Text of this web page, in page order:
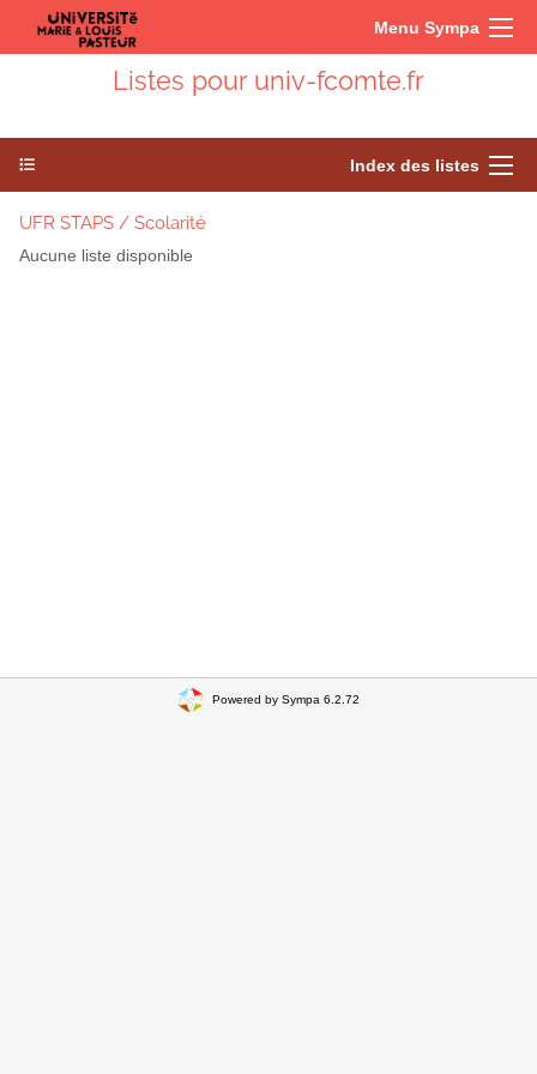
Menu Sympa
Listes pour univ-fcomte.fr
Index des listes
UFR STAPS / Scolarité
Aucune liste disponible
Powered by Sympa 6.2.72